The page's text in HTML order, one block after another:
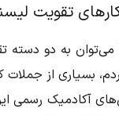
تقویت
می‌توان به دو دسته
بسیاری از
آکادمیک رسمی